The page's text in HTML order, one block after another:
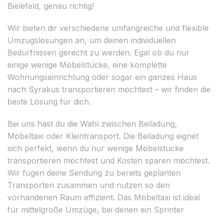
Bielefeld, genau richtig!
Wir bieten dir verschiedene umfangreiche und flexible
Umzugslösungen an, um deinen individuellen
Bedürfnissen gerecht zu werden. Egal ob du nur
einige wenige Möbelstücke, eine komplette
Wohnungseinrichtung oder sogar ein ganzes Haus
nach Syrakus transportieren möchtest – wir finden die
beste Lösung für dich.
Bei uns hast du die Wahl zwischen Beiladung,
Möbeltaxi oder Kleintransport. Die Beiladung eignet
sich perfekt, wenn du nur wenige Möbelstücke
transportieren möchtest und Kosten sparen möchtest.
Wir fügen deine Sendung zu bereits geplanten
Transporten zusammen und nutzen so den
vorhandenen Raum effizient. Das Möbeltaxi ist ideal
für mittelgroße Umzüge, bei denen ein Sprinter